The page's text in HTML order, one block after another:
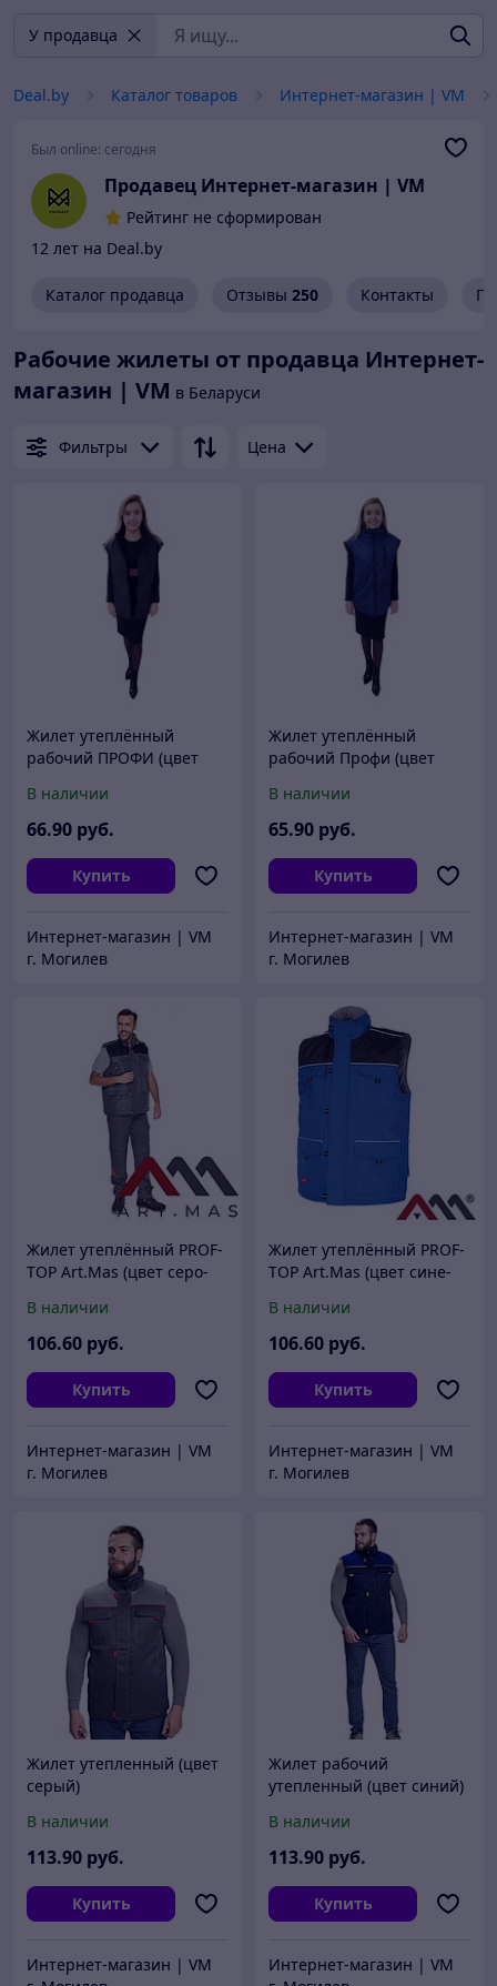
У продавца
Deal.by Каталог товаров Интернет-магазин | VM
Был online: сегодня
Продавец Интернет-магазин | VM
Рейтинг не сформирован
12 лет на Deal.by
Каталог продавца Отзывы 250 Контакты
Рабочие жилеты от продавца Интернет-
магазин | VM в Беларуси
Фильтры Цена
Жилет утеплённый
рабочий ПРОФИ (цвет
В наличии
66.90 руб.
Купить
Интернет-магазин | VM
г. Могилев
Жилет утеплённый
рабочий Профи (цвет
В наличии
65.90 руб.
Купить
Интернет-магазин | VM
г. Могилев
Жилет утеплённый PROF-
TOP Art.Mas (цвет серо-
В наличии
106.60 руб.
Купить
Интернет-магазин | VM
г. Могилев
Жилет утеплённый PROF-
TOP Art.Mas (цвет сине-
В наличии
106.60 руб.
Купить
Интернет-магазин | VM
г. Могилев
Жилет утепленный (цвет
серый)
В наличии
113.90 руб.
Купить
Интернет-магазин | VM
Жилет рабочий
утепленный (цвет синий)
В наличии
113.90 руб.
Купить
Интернет-магазин | VM